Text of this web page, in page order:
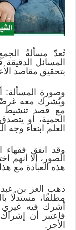
تُعدّ مسألةُ
المسائل الدقيقة
بتحقيق مقاصد
وصورة المسألة:
ويُشرك معه غرضًا
مع قصد تنشيط
الحمية، أو
العلم ابتغاء
وقد اتفق فقهاء
الصور، إلا أنهم
هذه العبادة مع
ذهب العز بن عبد
مطلقًا، مستدلًا
أشرك فيه غيري
فاعتبر أن
الأجر.